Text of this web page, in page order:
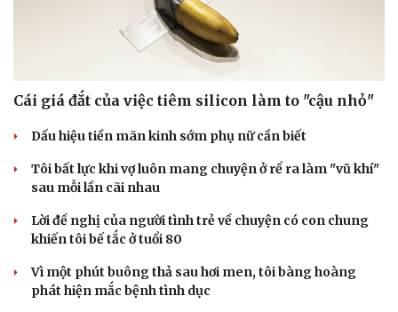
Cái giá đắt của việc tiêm silicon làm to "cậu nhỏ"
Dấu hiệu tiền mãn kinh sớm phụ nữ cần biết
Tôi bất lực khi vợ luôn mang chuyện ở rể ra làm "vũ khí"
sau mỗi lần cãi nhau
Lời đề nghị của người tình trẻ về chuyện có con chung
khiến tôi bế tắc ở tuổi 80
Vì một phút buông thả sau hơi men, tôi bàng hoàng
phát hiện mắc bệnh tình dục